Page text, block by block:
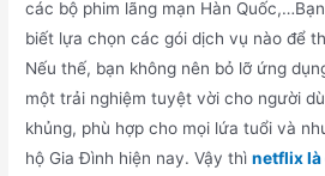
các bộ phim lãng mạn Hàn
biết lựa chọn các gói dịch vụ nào để
Nếu thế, bạn không nên bỏ lỡ ứng
một trải nghiệm tuyệt vời cho người
khủng, phù hợp cho mọi lứa tuổi và
hộ Gia Đình hiện nay. Vậy thìnetflix là